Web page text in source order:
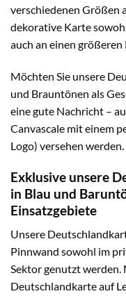
verschiedenen Größen
dekorative Karte
auch an einen
Möchten Sie unsere
und Brauntönen als
eine gute Nachricht –
Canvascale mit einem
Logo) versehen werden.
Exklusive unsere
in Blau und
Einsatzgebiete
Unsere
Pinnwand sowohl im
Sektor genutzt werden.
Deutschlandkarte auf